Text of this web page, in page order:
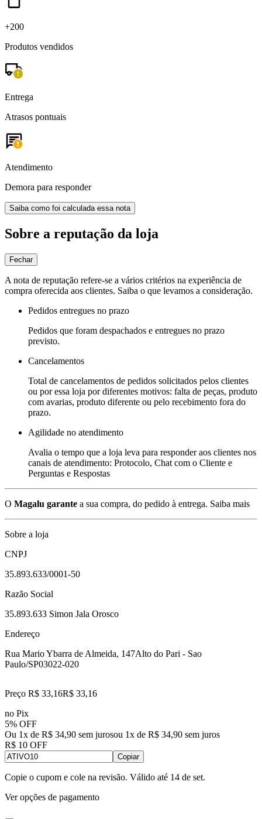
+200
Produtos vendidos
Entrega
Atrasos pontuais
Atendimento
Demora para responder
Saiba como foi calculada essa nota
Sobre a reputação da loja
Fechar
A nota de reputação refere-se a vários critérios na experiência de
compra oferecida aos clientes. Saiba o que levamos a consideração.
Pedidos entregues no prazo
Pedidos que foram despachados e entregues no prazo
previsto.
Cancelamentos
Total de cancelamentos de pedidos solicitados pelos clientes
ou por essa loja por diferentes motivos: falta de peças, produto
com avarias, produto diferente ou pelo recebimento fora do
prazo.
Agilidade no atendimento
Avalia o tempo que a loja leva para responder aos clientes nos
canais de atendimento: Protocolo, Chat com o Cliente e
Perguntas e Respostas
O Magalu garante a sua compra, do pedido à entrega. Saiba mais
Sobre a loja
CNPJ
35.893.633/0001-50
Razão Social
35.893.633 Simon Jala Orosco
Endereço
Rua Mario Ybarra de Almeida, 147Alto do Pari - Sao
Paulo/SP03022-020
Preço R$ 33,16R$ 33,16
no Pix
5% OFF
Ou 1x de R$ 34,90 sem jurosou 1x de R$ 34,90 sem juros
R$ 10 OFF
Copiar
Copie o cupom e cole na revisão. Válido até 14 de set.
Ver opções de pagamento